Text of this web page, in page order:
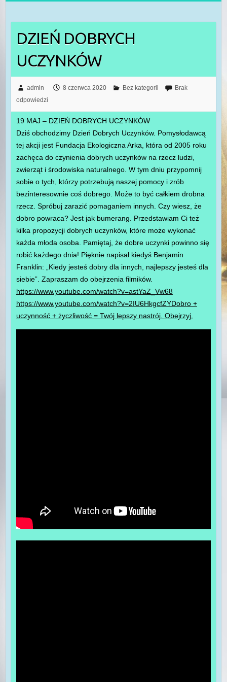
DZIEŃ DOBRYCH
UCZYNKÓW
admin 8 czerwca 2020 Bez kategorii
Brak
odpowiedzi
19 MAJ – DZIEŃ DOBRYCH UCZYNKÓW
Dziś obchodzimy Dzień Dobrych Uczynków. Pomysłodawcą
tej akcji jest Fundacja Ekologiczna Arka, która od 2005 roku
zachęca do czynienia dobrych uczynków na rzecz ludzi,
zwierząt i środowiska naturalnego. W tym dniu przypomnij
sobie o tych, którzy potrzebują naszej pomocy i zrób
bezinteresownie coś dobrego. Może to być całkiem drobna
rzecz. Spróbuj zarazić pomaganiem innych. Czy wiesz, że
dobro powraca? Jest jak bumerang. Przedstawiam Ci też
kilka propozycji dobrych uczynków, które może wykonać
każda młoda osoba. Pamiętaj, że dobre uczynki powinno się
robić każdego dnia! Pięknie napisał kiedyś Benjamin
Franklin: „Kiedy jesteś dobry dla innych, najlepszy jesteś dla
siebie”. Zapraszam do obejrzenia filmików.
https://www.youtube.com/watch?v=astYaZ_Vw68
https://www.youtube.com/watch?v=2IU6HkgcfZYDobro +
uczynność + życzliwość = Twój lepszy nastrój. Obejrzyj.